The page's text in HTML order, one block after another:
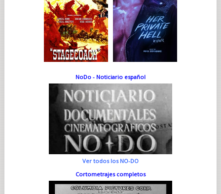
NoDo - Noticiario español
Ver todos los NO-DO
Cortometrajes completos